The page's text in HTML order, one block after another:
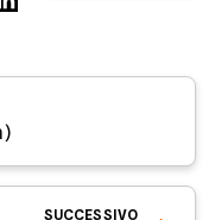
SUCCESSIVO